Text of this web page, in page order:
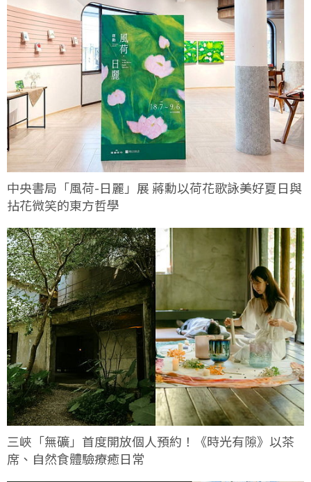
中央書局「風荷-日麗」展 蔣勳以荷花歌詠美好夏日與
拈花微笑的東方哲學
三峽「無礦」首度開放個人預約！《時光有隙》以茶
席、自然食體驗療癒日常